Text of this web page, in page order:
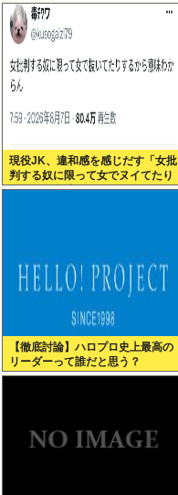
てしまう
現役JK、違和感を感じだす「女批
判する奴に限って女でヌイてたり
するから意味わからなくなってき
【徹底討論】ハロプロ史上最高の
リーダーって誰だと思う？